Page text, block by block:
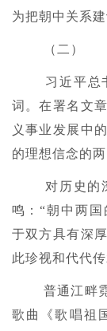
为把朝中关系
（二）
习近平总
词。在署名文
义事业发展中
的理想信念的
对历史的
鸣：“朝中两
于双方具有深
此珍视和代代
普通江畔
歌曲《歌唱祖